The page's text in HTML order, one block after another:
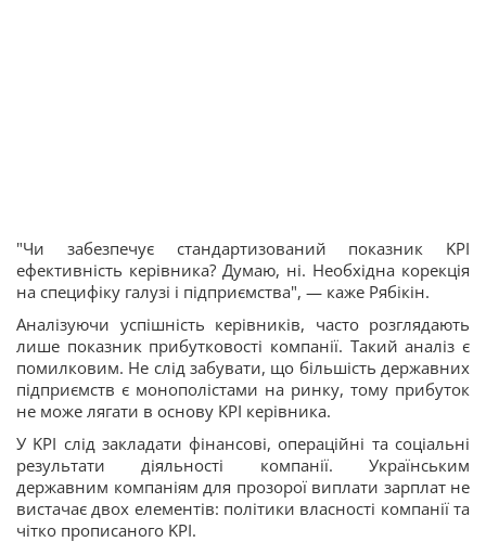
"Чи забезпечує стандартизований показник KPI
ефективність керівника? Думаю, ні. Необхідна корекція
на специфіку галузі і підприємства", — каже Рябікін.
Аналізуючи успішність керівників, часто розглядають
лише показник прибутковості компанії. Такий аналіз є
помилковим. Не слід забувати, що більшість державних
підприємств є монополістами на ринку, тому прибуток
не може лягати в основу KPI керівника.
У KPI слід закладати фінансові, операційні та соціальні
результати діяльності компанії. Українським
державним компаніям для прозорої виплати зарплат не
вистачає двох елементів: політики власності компанії та
чітко прописаного KPI.